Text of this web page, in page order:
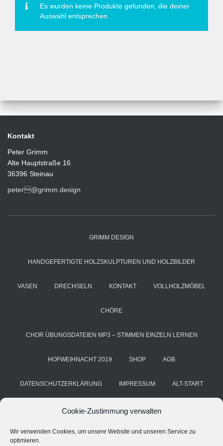
Cookie-Zustimmung verwalten
Wir verwenden Cookies, um unsere Website und unseren Service zu
optimieren.
Es wurden keine Produkte gefunden, die deiner
Auswahl entsprechen.
Kontakt
Peter Grimm
Alte Hauptstraße 16
36396 Steinau
peter@grimm.design
GRIMM DESIGN
HANDGEFERTIGTE HOLZSKULPTUREN UND HOLZBILDER
VASEN DRECHSELN KONTAKT VOLLHOLZMÖBEL
CHÖRE
CHOR ÜBUNGSDATEIEN MP3 – STIMMEN EINZELN LERNEN
HOFWEIHNACHT 2019 SHOP AGB
DATENSCHUTZERKLÄRUNG IMPRESSUM ALT-START
COOKIE-RICHTLINIE (EU) KUNST & HANDWERK
HANS GRIMM DEINE STIMME. DEIN CHOR. DEIN ERFOLG